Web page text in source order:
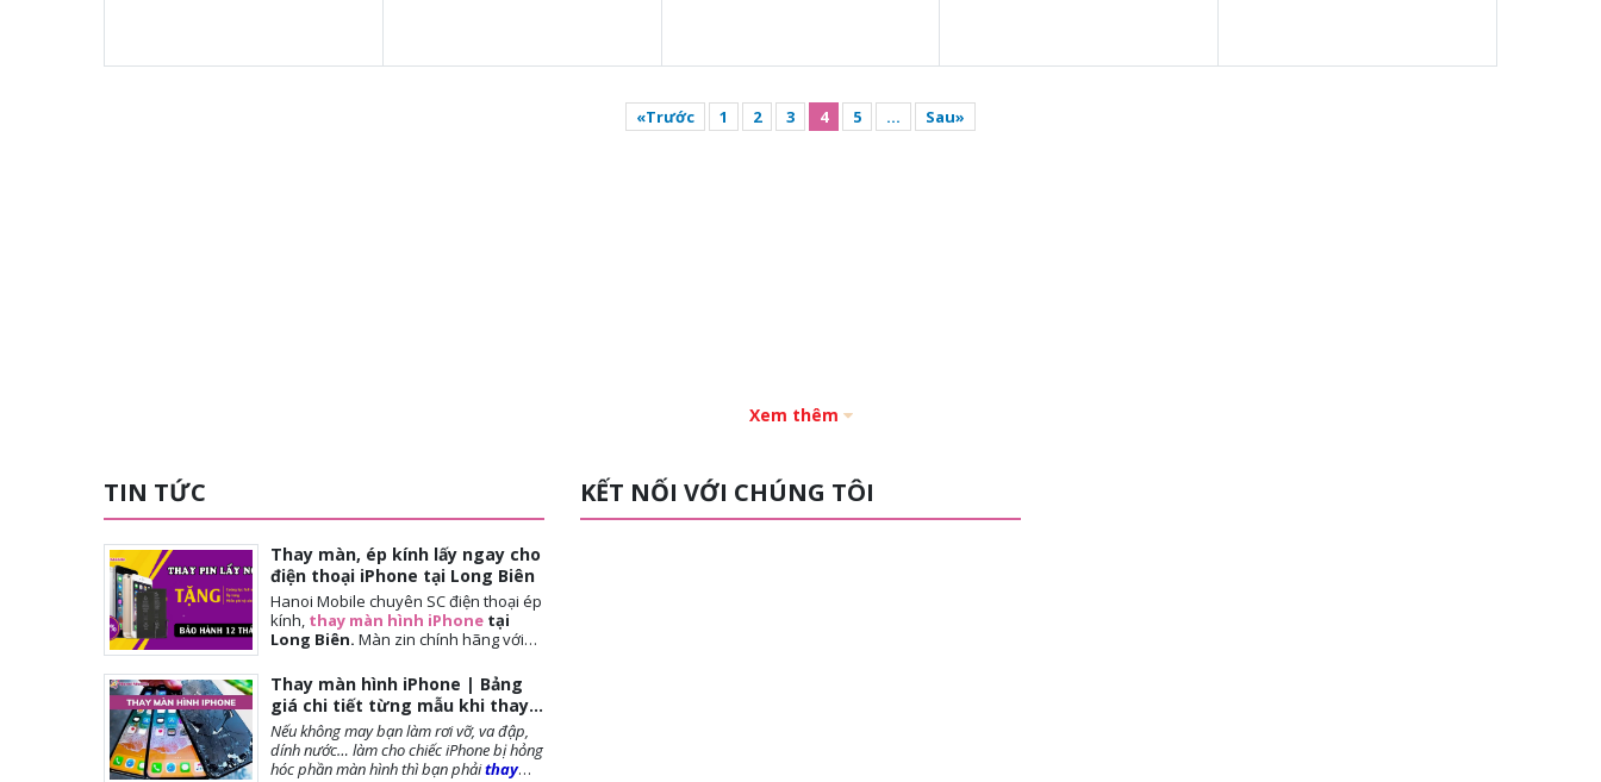
«Trước 1 2 3 4 5 ... Sau»
Xem thêm
TIN TỨC
Thay màn, ép kính lấy ngay cho
điện thoại iPhone tại Long Biên
Hanoi Mobile chuyên SC điện thoại ép
kính, thay màn hình iPhone tại
Long Biên. Màn zin chính hãng với
đợi nhanh, lấy ngay sau 10-15 phút.
Chế độ bảo hành tốt nhất tới khách
hàng. Tặng cường lực full màn, tặng
ốp lưng, miễn phí vệ sinh máy.
Thay màn hình iPhone | Bảng
giá chi tiết từng mẫu khi thay
màn iPhone
Nếu không may bạn làm rơi vỡ, va đập,
dính nước… làm cho chiếc iPhone bị hỏng
hóc phần màn hình thì bạn phảithay
KẾT NỐI VỚI CHÚNG TÔI